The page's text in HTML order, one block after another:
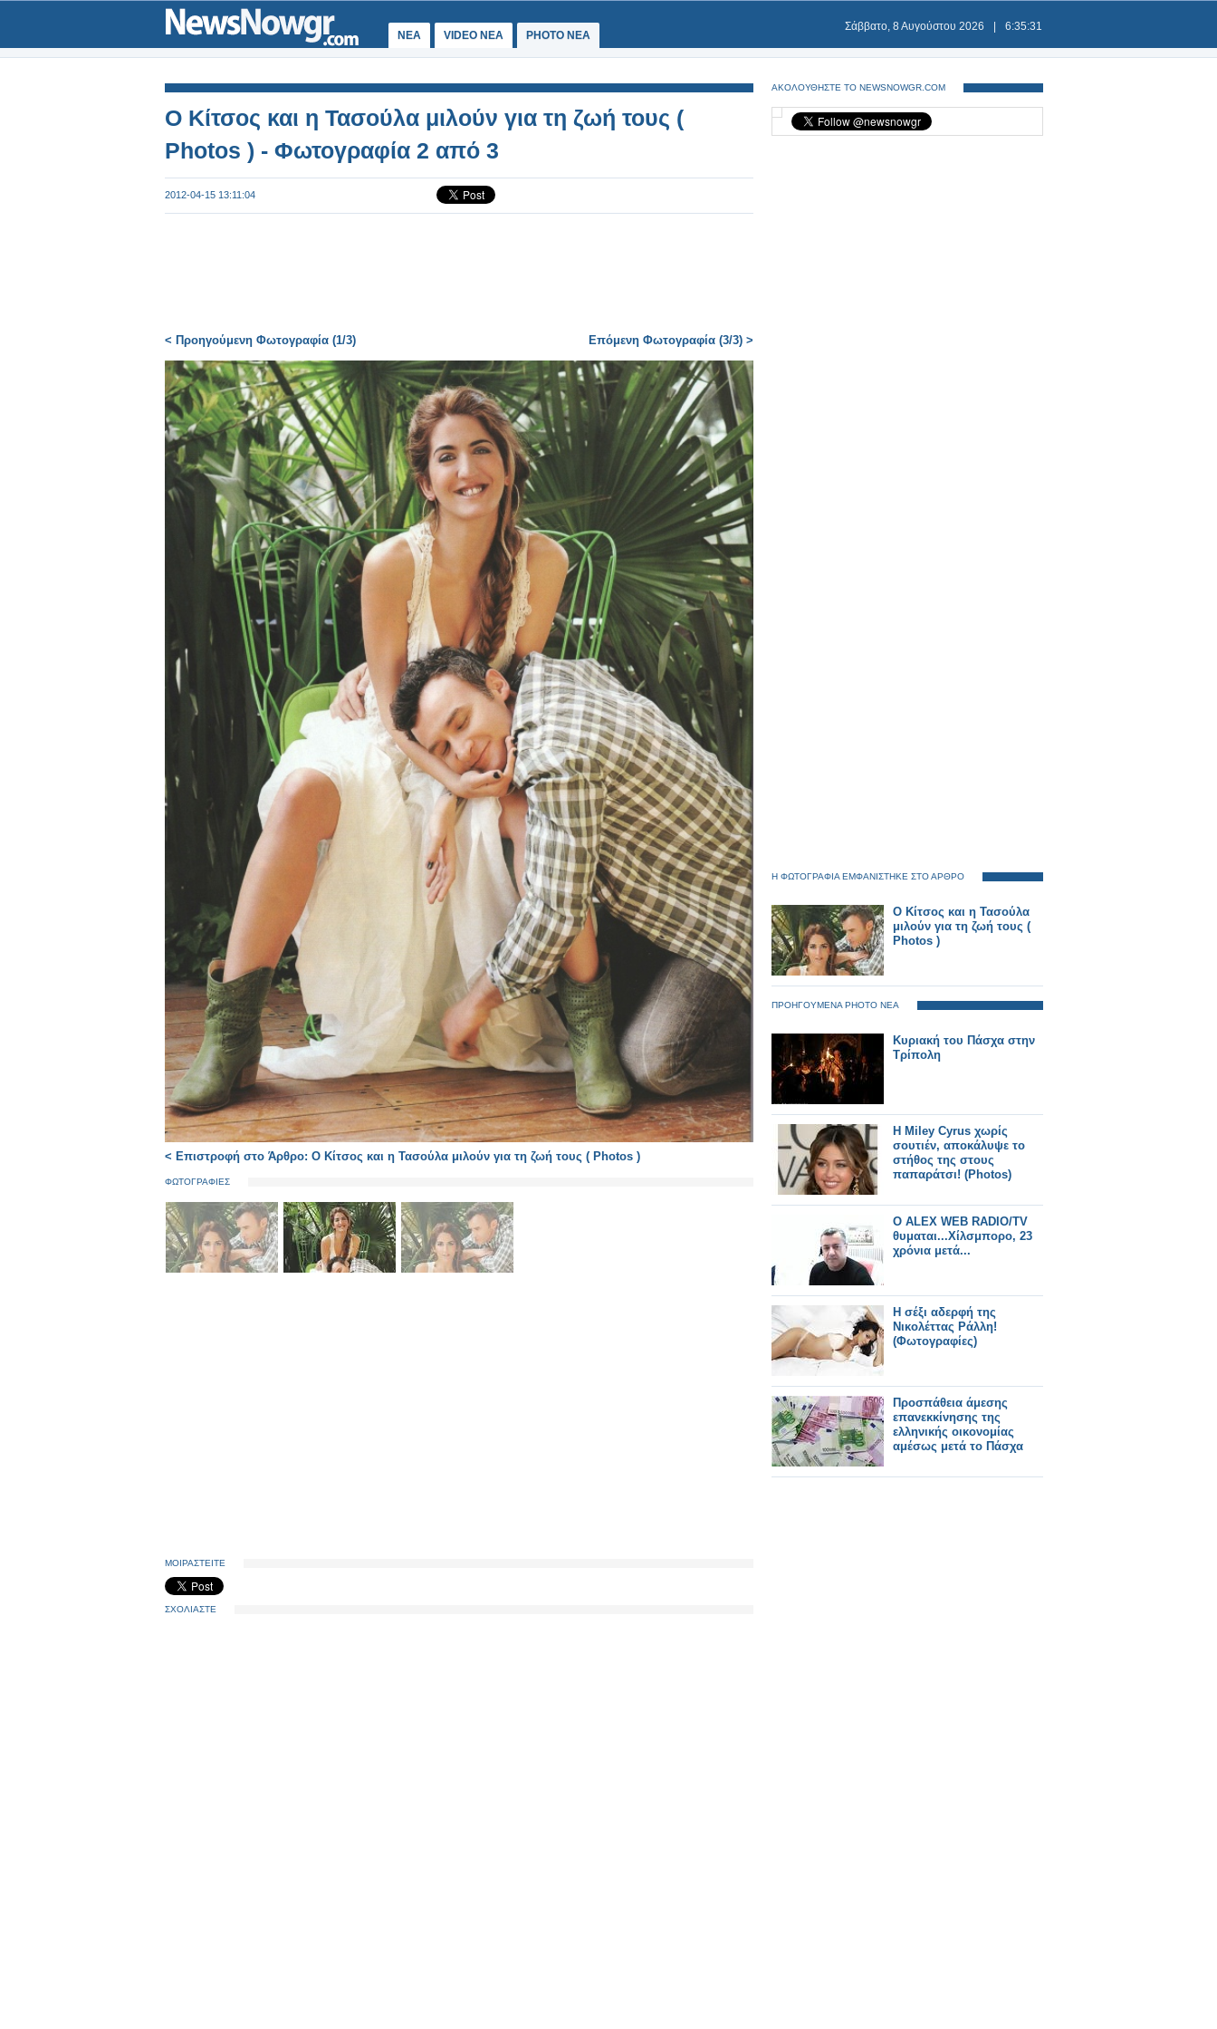
ΝΕΑ VIDEO NEA PHOTO NEA
Σάββατο, 8 Αυγούστου 2026 6:35:32
Ο Κίτσος και η Τασούλα μιλούν για τη ζωή τους (
Photos ) - Φωτογραφία 2 από 3
2012-04-15 13:11:04
< Προηγούμενη Φωτογραφία (1/3) Επόμενη Φωτογραφία (3/3) >
< Επιστροφή στο Άρθρο: Ο Κίτσος και η Τασούλα μιλούν για τη ζωή τους ( Photos )
ΦΩΤΟΓΡΑΦΙΕΣ
ΜΟΙΡΑΣΤΕΙΤΕ
ΣΧΟΛΙΑΣΤΕ
ΑΚΟΛΟΥΘΗΣΤΕ ΤΟ NEWSNOWGR.COM
Η ΦΩΤΟΓΡΑΦΙΑ ΕΜΦΑΝΙΣΤΗΚΕ ΣΤΟ ΑΡΘΡΟ
Ο Κίτσος και η Τασούλα
μιλούν για τη ζωή τους (
Photos )
ΠΡΟΗΓΟΥΜΕΝΑ PHOTO ΝΕΑ
Κυριακή του Πάσχα στην
Τρίπολη
H Miley Cyrus χωρίς
σουτιέν, αποκάλυψε το
στήθος της στους
παπαράτσι! (Photos)
O ALEX WEB RADIO/TV
θυμαται...Χίλσμπορο, 23
χρόνια μετά...
H σέξι αδερφή της
Νικολέττας Ράλλη!
(Φωτογραφίες)
Προσπάθεια άμεσης
επανεκκίνησης της
ελληνικής οικονομίας
αμέσως μετά το Πάσχα